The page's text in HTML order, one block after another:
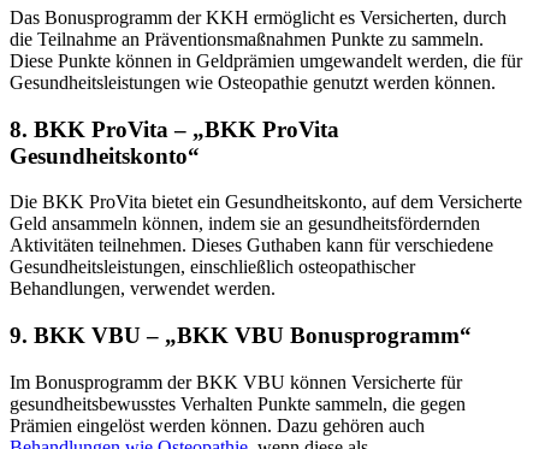
Das Bonusprogramm der KKH ermöglicht es Versicherten, durch
die Teilnahme an Präventionsmaßnahmen Punkte zu sammeln.
Diese Punkte können in Geldprämien umgewandelt werden, die für
Gesundheitsleistungen wie Osteopathie genutzt werden können.
8. BKK ProVita – „BKK ProVita
Gesundheitskonto“
Die BKK ProVita bietet ein Gesundheitskonto, auf dem Versicherte
Geld ansammeln können, indem sie an gesundheitsfördernden
Aktivitäten teilnehmen. Dieses Guthaben kann für verschiedene
Gesundheitsleistungen, einschließlich osteopathischer
Behandlungen, verwendet werden.
9. BKK VBU – „BKK VBU Bonusprogramm“
Im Bonusprogramm der BKK VBU können Versicherte für
gesundheitsbewusstes Verhalten Punkte sammeln, die gegen
Prämien eingelöst werden können. Dazu gehören auch